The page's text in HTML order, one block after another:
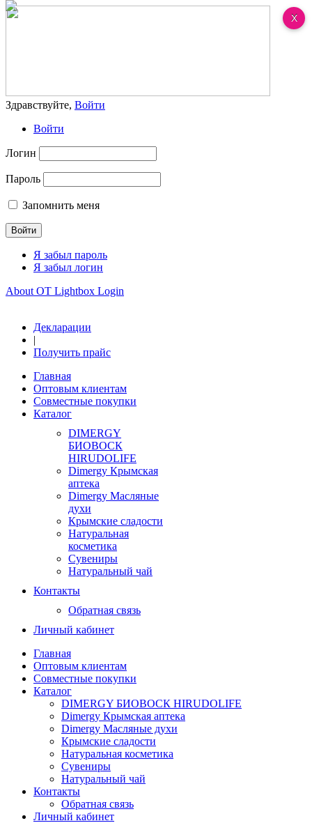
Здравствуйте, Войти
Войти
Логин
Пароль
Запомнить меня
Я забыл пароль
Я забыл логин
About OT Lightbox Login
Декларации
|
Получить прайс
Главная
Оптовым клиентам
Совместные покупки
Каталог
DIMERGY
БИОВОСК
HIRUDOLIFE
Dimergy Крымская
аптека
Dimergy Масляные
духи
Крымские сладости
Натуральная
косметика
Сувениры
Натуральный чай
Контакты
Обратная связь
Личный кабинет
Главная
Оптовым клиентам
Совместные покупки
Каталог
DIMERGY БИОВОСК HIRUDOLIFE
Dimergy Крымская аптека
Dimergy Масляные духи
Крымские сладости
Натуральная косметика
Сувениры
Натуральный чай
Контакты
Обратная связь
Личный кабинет